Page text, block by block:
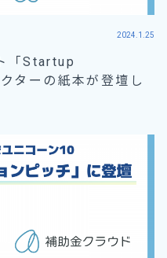
2024.1.25
「Startup
ターの紙本が登壇し